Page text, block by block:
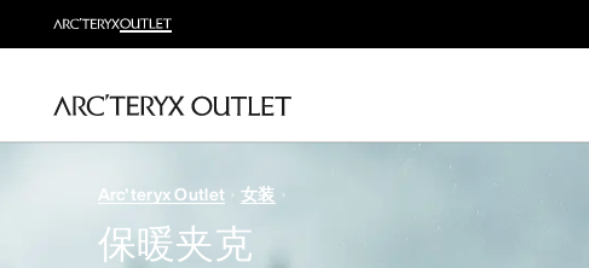
Arc'teryx Outlet 女装
保暖夹克